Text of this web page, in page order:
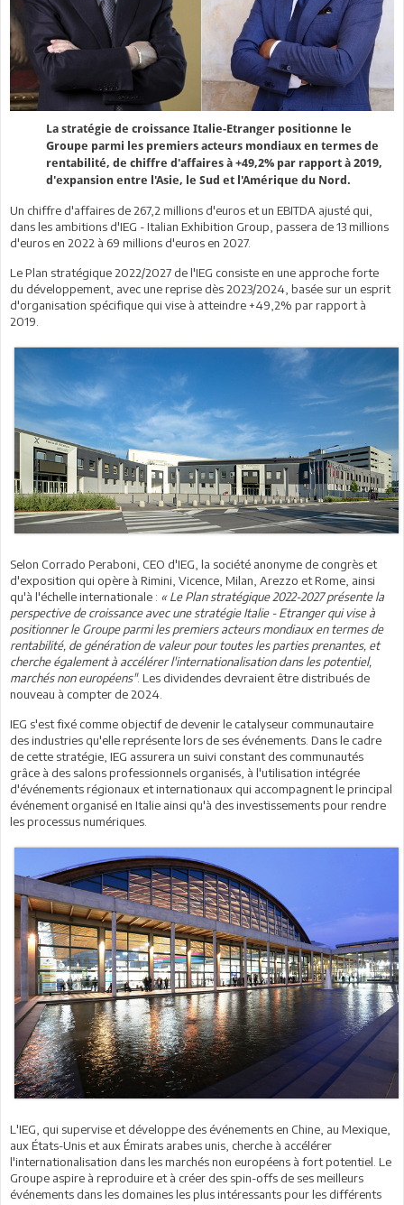
La stratégie de croissance Italie-Etranger positionne le
Groupe parmi les premiers acteurs mondiaux en termes de
rentabilité, de chiffre d'affaires à +49,2% par rapport à 2019,
d'expansion entre l'Asie, le Sud et l'Amérique du Nord.
Un chiffre d'affaires de 267,2 millions d'euros et un EBITDA ajusté qui,
dans les ambitions d'IEG - Italian Exhibition Group, passera de 13 millions
d'euros en 2022 à 69 millions d'euros en 2027.
Le Plan stratégique 2022/2027 de l'IEG consiste en une approche forte
du développement, avec une reprise dès 2023/2024, basée sur un esprit
d'organisation spécifique qui vise à atteindre +49,2% par rapport à
2019.
Selon Corrado Peraboni, CEO d'IEG, la société anonyme de congrès et
d'exposition qui opère à Rimini, Vicence, Milan, Arezzo et Rome, ainsi
qu'à l'échelle internationale : « Le Plan stratégique 2022-2027 présente la
perspective de croissance avec une stratégie Italie - Etranger qui vise à
positionner le Groupe parmi les premiers acteurs mondiaux en termes de
rentabilité, de génération de valeur pour toutes les parties prenantes, et
cherche également à accélérer l'internationalisation dans les potentiel,
marchés non européens". Les dividendes devraient être distribués de
nouveau à compter de 2024.
IEG s'est fixé comme objectif de devenir le catalyseur communautaire
des industries qu'elle représente lors de ses événements. Dans le cadre
de cette stratégie, IEG assurera un suivi constant des communautés
grâce à des salons professionnels organisés, à l'utilisation intégrée
d'événements régionaux et internationaux qui accompagnent le principal
événement organisé en Italie ainsi qu'à des investissements pour rendre
les processus numériques.
L'IEG, qui supervise et développe des événements en Chine, au Mexique,
aux États-Unis et aux Émirats arabes unis, cherche à accélérer
l'internationalisation dans les marchés non européens à fort potentiel. Le
Groupe aspire à reproduire et à créer des spin-offs de ses meilleurs
événements dans les domaines les plus intéressants pour les différents